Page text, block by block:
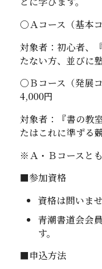
〇Ａコース（基本
対象者：初心者、
たない方、並びに
〇Ｂコース（発展
4,000円
対象者：『書の教
たはこれに準ずる
※Ａ・Ｂコースと
■参加資格
資格は問いま
青潮書道会会
す。
■申込方法